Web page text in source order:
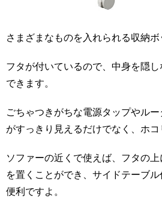
さまざまなものを入れられる収納ボ
フタが付いているので、中身を隠
できます。
ごちゃつきがちな電源タップやル
がすっきり見えるだけでなく、ホコ
ソファーの近くで使えば、フタの
を置くことができ、サイドテーブ
便利ですよ。